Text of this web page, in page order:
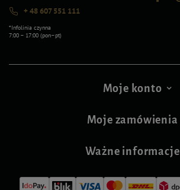
+ 48 607 551 111
*Infolinia czynna
7:00 – 17:00 (pon–pt)
Moje konto
Moje zamówienia
Ważne informacje